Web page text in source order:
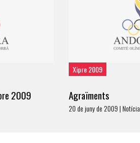
2009
Xipre 2009
Agraïments
20 de juny de 2009 | Notícia